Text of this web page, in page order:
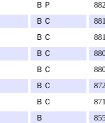
ＢＰ
ＢＣ
ＢＣ
ＢＣ
ＢＣ
ＢＣ
ＢＣ
Ｂ